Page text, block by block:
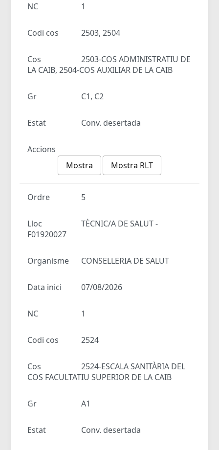
NC 1
Codi cos 2503, 2504
Cos
2503-COS ADMINISTRATIU DE
LA CAIB, 2504-COS AUXILIAR DE LA CAIB
Gr C1, C2
Estat Conv. desertada
Accions
Mostra
Mostra RLT
Ordre 5
Lloc
TÈCNIC/A DE SALUT -
F01920027
Organisme CONSELLERIA DE SALUT
Data inici 07/08/2026
NC 1
Codi cos 2524
Cos
2524-ESCALA SANITÀRIA DEL
COS FACULTATIU SUPERIOR DE LA CAIB
Gr A1
Estat Conv. desertada